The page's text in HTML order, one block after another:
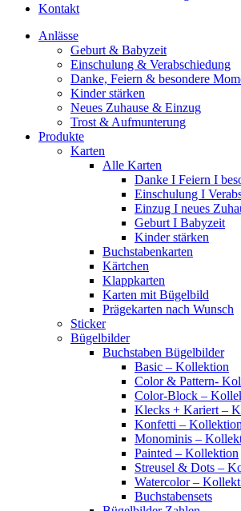
Kontakt
Anlässe
Geburt & Babyzeit
Einschulung & Verabschiedung
Danke, Feiern & besondere
Kinder stärken
Neues Zuhause & Einzug
Trost & Aufmunterung
Produkte
Karten
Alle Karten
Danke I Feiern I
Einschulung I
Einzug I neues
Geburt I Babyzeit
Kinder stärken
Buchstabenkarten
Kärtchen
Klappkarten
Karten mit Bügelbild
Prägekarten nach Wunsch
Sticker
Bügelbilder
Buchstaben Bügelbilder
Basic – Kollektion
Color & Pattern-
Color-Block –
Klecks + Kariert –
Konfetti – Kollektion
Monominis –
Painted – Kollektion
Streusel & Dots –
Watercolor –
Buchstabensets